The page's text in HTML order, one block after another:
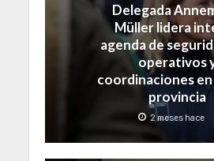
Delegada
Müller lidera
agenda de
operativos
coordinaciones
provincia
2 meses hace